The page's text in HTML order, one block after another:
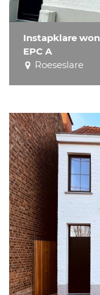
Instapklare
EPC A
Roeseslare